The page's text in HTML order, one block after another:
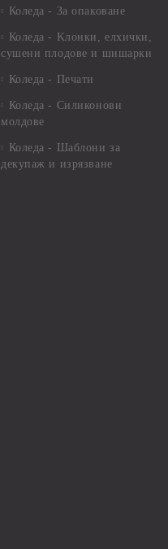
Коледа - За опаковане
Коледа - Kлонки, елхички,
сушени плодове и шишарки
Коледа - Печати
Коледа - Силиконови
молдове
Коледа - Шаблони за
декупаж и изрязване